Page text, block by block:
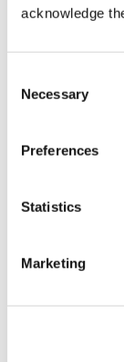
acknowledge
Selection
Necessary
Preferences
Statistics
Marketing
saputo
2024-11-04